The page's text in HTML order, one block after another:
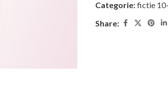
Categorie:fictie
Share: